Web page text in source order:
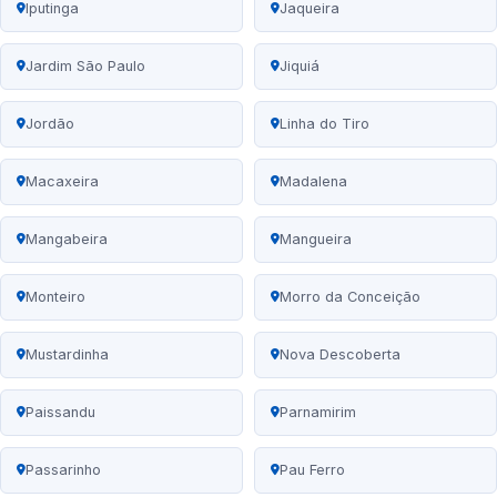
Iputinga Jaqueira
Jardim São Paulo Jiquiá
Jordão Linha do Tiro
Macaxeira Madalena
Mangabeira Mangueira
Monteiro Morro da Conceição
Mustardinha Nova Descoberta
Paissandu Parnamirim
Passarinho Pau Ferro